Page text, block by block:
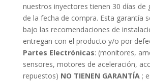
nuestros inyectores tienen 30 días de
de la fecha de compra. Esta garantía
bajo las recomendaciones de
entregan con el producto y/o por
Partes Electrónicas: (monitores,
sensores, motores de aceleración,
repuestos) NO TIENEN GARANTÍA;